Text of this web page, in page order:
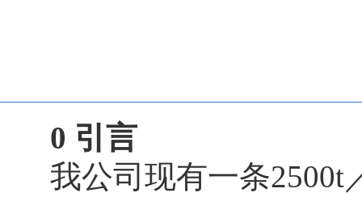
0 引言
我公司现有一条2500t